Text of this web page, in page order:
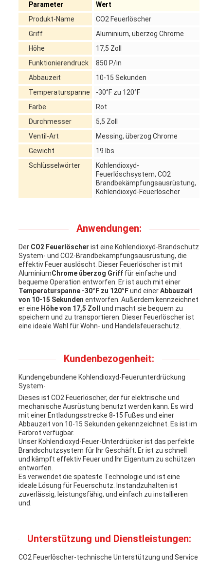
Parameter
Wert
Produkt-Name
CO2 Feuerlöscher
Griff
Aluminium, überzog Chrome
Höhe
17,5 Zoll
Funktionierendruck
850 P/in
Abbauzeit
10-15 Sekunden
Temperaturspanne
-30°F zu 120°F
Farbe
Rot
Durchmesser
5,5 Zoll
Ventil-Art
Messing, überzog Chrome
Gewicht
19 lbs
Schlüsselwörter
Kohlendioxyd-
Feuerlöschsystem, CO2
Brandbekämpfungsausrüstung,
Kohlendioxyd-Feuerlöscher
Anwendungen:
Der CO2 Feuerlöscher ist eine Kohlendioxyd-Brandschutz
System- und CO2-Brandbekämpfungsausrüstung, die
effektiv Feuer auslöscht. Dieser Feuerlöscher ist mit
AluminiumChrome überzog Grifffür einfache und
bequeme Operation entworfen. Er ist auch mit einer
Temperaturspanne -30°F zu 120°Fund einerAbbauzeit
von 10-15 Sekunden entworfen. Außerdem kennzeichnet
er eine Höhe von 17,5 Zoll
und macht sie bequem zu
speichern und zu transportieren. Dieser Feuerlöscher ist
eine ideale Wahl für Wohn- und Handelsfeuerschutz.
Kundenbezogenheit:
Kundengebundene Kohlendioxyd-Feuerunterdrückung
System-
Dieses ist CO2 Feuerlöscher, der für elektrische und
mechanische Ausrüstung benutzt werden kann. Es wird
mit einer Entladungsstrecke 8-15 Fußes und einer
Abbauzeit von 10-15 Sekunden gekennzeichnet. Es ist im
Farbrot verfügbar.
Unser Kohlendioxyd-Feuer-Unterdrücker ist das perfekte
Brandschutzsystem für Ihr Geschäft. Er ist zu schnell
und kämpft effektiv Feuer und Ihr Eigentum zu schützen
entworfen.
Es verwendet die späteste Technologie und ist eine
ideale Lösung für Feuerschutz. Instandzuhalten ist
zuverlässig, leistungsfähig, und einfach zu installieren
und.
Unterstützung und Dienstleistungen:
CO2 Feuerlöscher-technische Unterstützung und Service